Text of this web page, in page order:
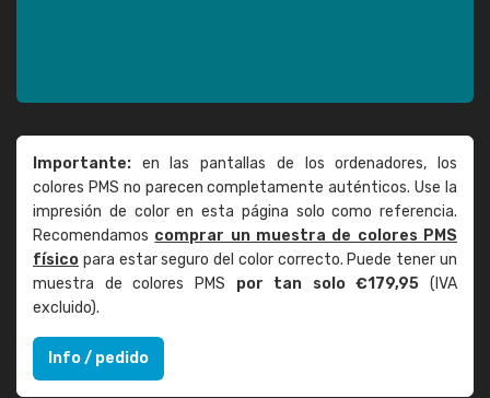
Importante: en las pantallas de los ordenadores, los
colores PMS no parecen completamente auténticos. Use la
impresión de color en esta página solo como referencia.
Recomendamos comprar un muestra de colores PMS
físico para estar seguro del color correcto. Puede tener un
muestra de colores PMS por tan solo €179,95 (IVA
excluido).
Info / pedido